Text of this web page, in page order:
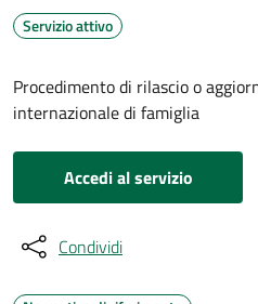
Servizio attivo
Procedimento di rilascio o
internazionale di famiglia
Accedi al servizio
Condividi